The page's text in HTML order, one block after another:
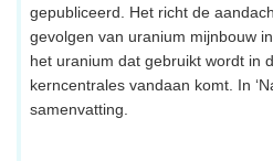
gepubliceerd. Het richt de
gevolgen van uranium mijnbouw
het uranium dat gebruikt wordt in
kerncentrales vandaan komt. In
samenvatting.